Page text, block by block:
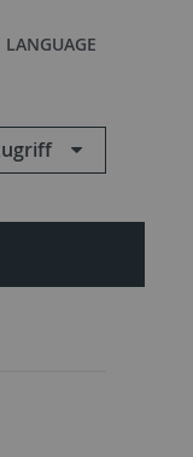
LANGUAGE